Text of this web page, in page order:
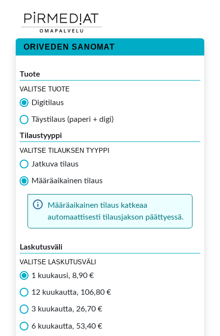
ORIVEDEN SANOMAT
Tuote
VALITSE TUOTE
Digitilaus
Täystilaus (paperi + digi)
Tilaustyyppi
VALITSE TILAUKSEN TYYPPI
Jatkuva tilaus
Määräaikainen tilaus
Määräaikainen tilaus katkeaa
automaattisesti tilausjakson päättyessä.
Laskutusväli
VALITSE LASKUTUSVÄLI
1 kuukausi, 8,90 €
12 kuukautta, 106,80 €
3 kuukautta, 26,70 €
6 kuukautta, 53,40 €